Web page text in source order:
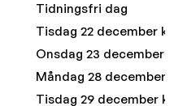
Tidningsfri dag
Tisdag 22 december kl.
Onsdag 23 december
Måndag 28 december
Tisdag 29 december kl.